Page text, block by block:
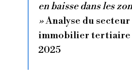
en baisse dans les
»Analyse du secteur
immobilier tertiaire
2025